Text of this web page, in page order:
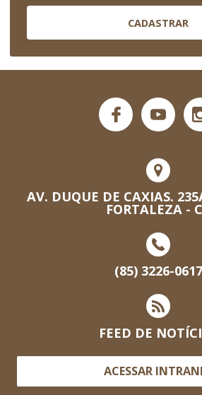
CADASTRAR
AV. DUQUE DE CAXIAS.
FORTALEZA -
(85) 3226-0617
FEED DE
ACESSAR